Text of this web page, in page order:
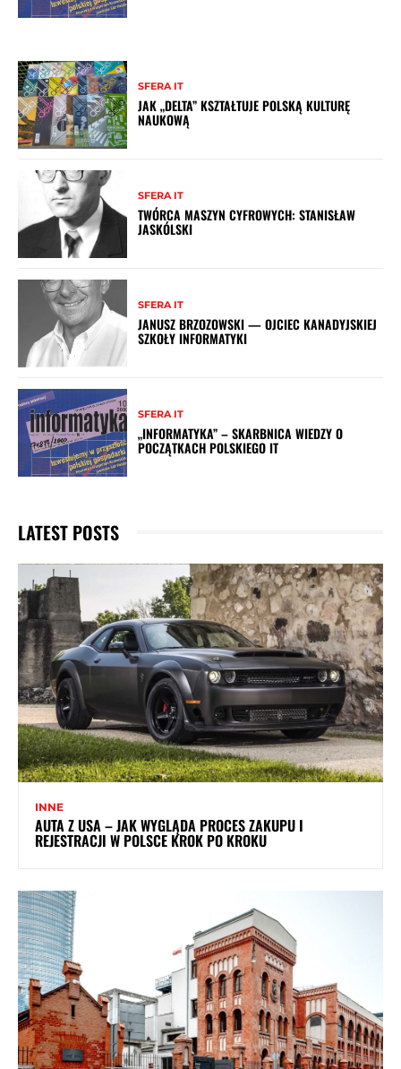
SFERA IT
JAK „DELTA” KSZTAŁTUJE POLSKĄ KULTURĘ
NAUKOWĄ
SFERA IT
TWÓRCA MASZYN CYFROWYCH: STANISŁAW
JASKÓLSKI
SFERA IT
JANUSZ BRZOZOWSKI — OJCIEC KANADYJSKIEJ
SZKOŁY INFORMATYKI
SFERA IT
„INFORMATYKA” – SKARBNICA WIEDZY O
POCZĄTKACH POLSKIEGO IT
LATEST POSTS
INNE
AUTA Z USA – JAK WYGLĄDA PROCES ZAKUPU I
REJESTRACJI W POLSCE KROK PO KROKU